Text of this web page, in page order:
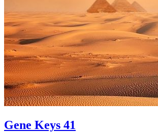
Gene Keys 41